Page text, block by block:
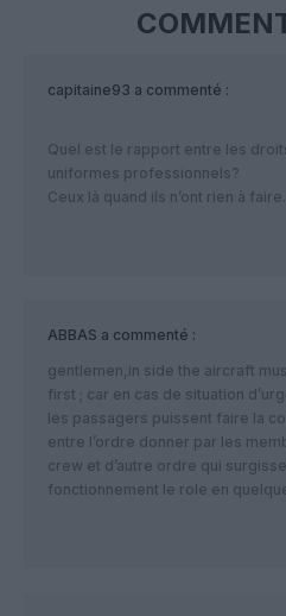
capitaine93 a commenté :
Quel est le rapport entre les
uniformes professionnels?
Ceux là quand ils n’ont rien à
ABBAS a commenté :
gentlemen,in side the aircraft
first ; car en cas de situation
les passagers puissent faire la
entre l’ordre donner par les
crew et d’autre ordre qui
fonctionnement le role en